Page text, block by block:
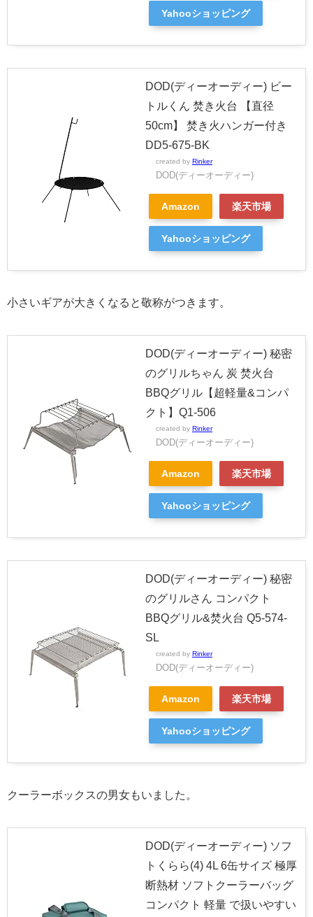
Yahooショッピング
DOD(ディーオーディー) ビー
トルくん 焚き火台 【直径
50cm】 焚き火ハンガー付き
DD5-675-BK
created by Rinker
DOD(ディーオーディー)
Amazon 楽天市場
Yahooショッピング
小さいギアが大きくなると敬称がつきます。
DOD(ディーオーディー) 秘密
のグリルちゃん 炭 焚火台
BBQグリル【超軽量&コンパ
クト】Q1-506
created by Rinker
DOD(ディーオーディー)
Amazon 楽天市場
Yahooショッピング
DOD(ディーオーディー) 秘密
のグリルさん コンパクト
BBQグリル&焚火台 Q5-574-
SL
created by Rinker
DOD(ディーオーディー)
Amazon 楽天市場
Yahooショッピング
クーラーボックスの男女もいました。
DOD(ディーオーディー) ソフ
トくらら(4) 4L 6缶サイズ 極厚
断熱材 ソフトクーラーバッグ
コンパクト 軽量 で扱いやすい